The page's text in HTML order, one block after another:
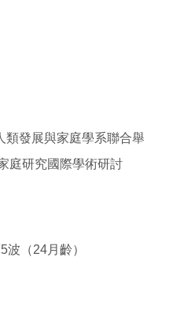
類發展與家庭學系聯合舉
庭研究國際學術研討
波（24月齡）